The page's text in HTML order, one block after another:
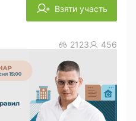
Взяти участь
2123 456